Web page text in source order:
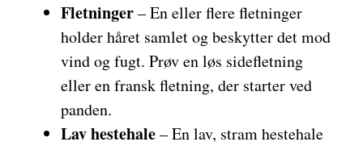
Fletninger– En eller flere fletninger
holder håret samlet og beskytter det mod
vind og fugt. Prøv en løs sidefletning
eller en fransk fletning, der starter ved
panden.
Lav hestehale– En lav, stram hestehale